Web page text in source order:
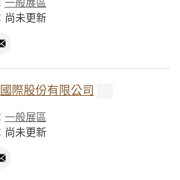
尚未更新
際股份有限公司
一般展區
尚未更新